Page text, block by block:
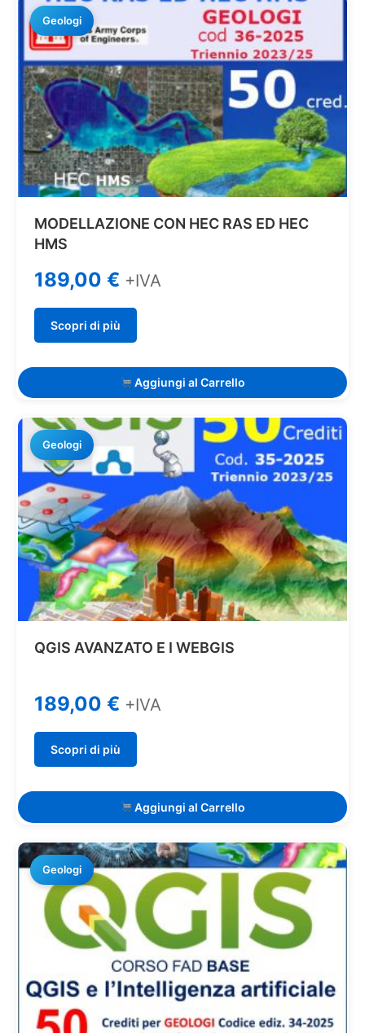
Geologi
MODELLAZIONE CON HEC RAS ED HEC
HMS
189,00 € +IVA
Scopri di più
Aggiungi al Carrello
Geologi
QGIS AVANZATO E I WEBGIS
189,00 € +IVA
Scopri di più
Aggiungi al Carrello
Geologi